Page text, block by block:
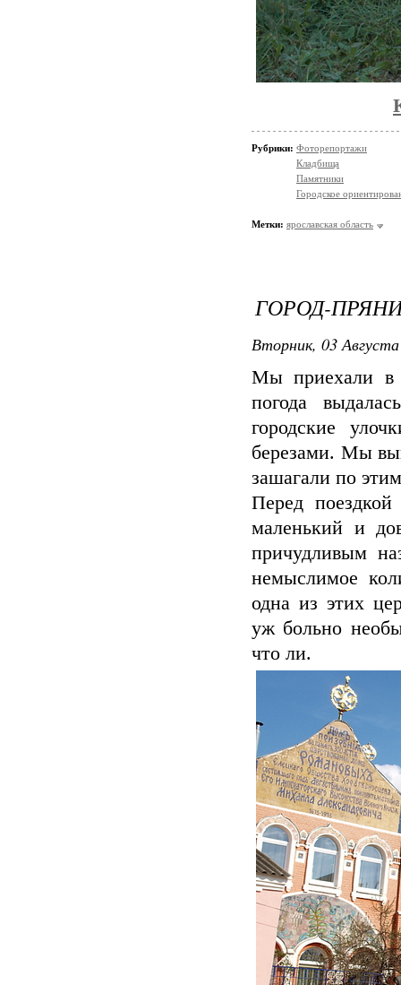
Рубрики: Фоторепортажи
Кладбища
Памятники
Городское
Метки: ярославская область
ГОРОД-
Вторник, 03
Мы приехали в
погода
городские
березами. Мы
зашагали по
Перед
маленький и
причудливым
немыслимое
одна из этих
уж больно
что ли.